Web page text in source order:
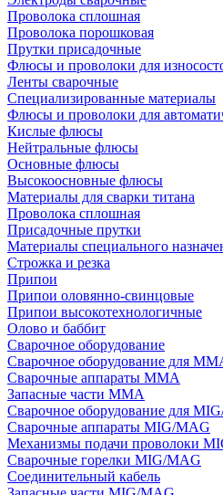
Проволока сплошная
Проволока порошковая
Прутки присадочные
Флюсы и проволоки для
Ленты сварочные
Специализированные материалы
Флюсы и проволоки для
Кислые флюсы
Нейтральные флюсы
Основные флюсы
Высокоосновные флюсы
Материалы для сварки титана
Проволока сплошная
Присадочные прутки
Материалы специального
Строжка и резка
Припои
Припои оловянно-свинцовые
Припои высокотехнологичные
Олово и баббит
Сварочное оборудование
Сварочное оборудование для
Сварочные аппараты MMA
Запасные части MMA
Сварочное оборудование для
Сварочные аппараты MIG/MAG
Механизмы подачи проволоки
Сварочные горелки MIG/MAG
Соединительный кабель